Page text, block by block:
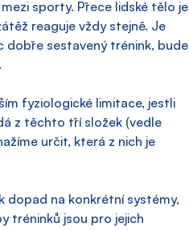
sporty. Přece lidské tělo je
reaguje vždy stejně. Je
dobře sestavený trénink, bude
fyziologické limitace, jestli
z těchto tří složek (vedle
určit, která z nich je
dopad na konkrétní systémy,
tréninků jsou pro jejich